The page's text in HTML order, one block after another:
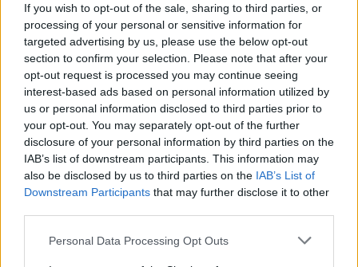
If you wish to opt-out of the sale, sharing to third parties, or
processing of your personal or sensitive information for
targeted advertising by us, please use the below opt-out
section to confirm your selection. Please note that after your
opt-out request is processed you may continue seeing
interest-based ads based on personal information utilized by
us or personal information disclosed to third parties prior to
your opt-out. You may separately opt-out of the further
disclosure of your personal information by third parties on the
IAB’s list of downstream participants. This information may
also be disclosed by us to third parties on the IAB’s List of
Downstream Participants that may further disclose it to other
Please note that this website/app uses one or more Google
Personal Data Processing Opt Outs
Για τους νικητές 18 είχε ο ΜπόνζιΚόλσον, ενώ
στους 17 σταμάτησε ο Σορκιν. ΟΜπόλντγουιν
15 πόντους, ενώ οΜπράουνμέτρησε 9 με 7
ριμπάουντ και 7 ασίστ. Από 14 σημείωσαν οι Νίμπο
και Μπλατ.
Από την άλλη πλευρά τρεις παίκτες είχαν πάνω
από 20 πόντους αλλά αυτό δεν έφτασε. Ο
Νέντοβιτς και ο Μίτροβιτςείχαν από 23 πόντους,
ενώ 22 σημείωσε ο
Γκεντράιτις
(άλλη μια σημαντική κίνηση για τους Σέρβους)